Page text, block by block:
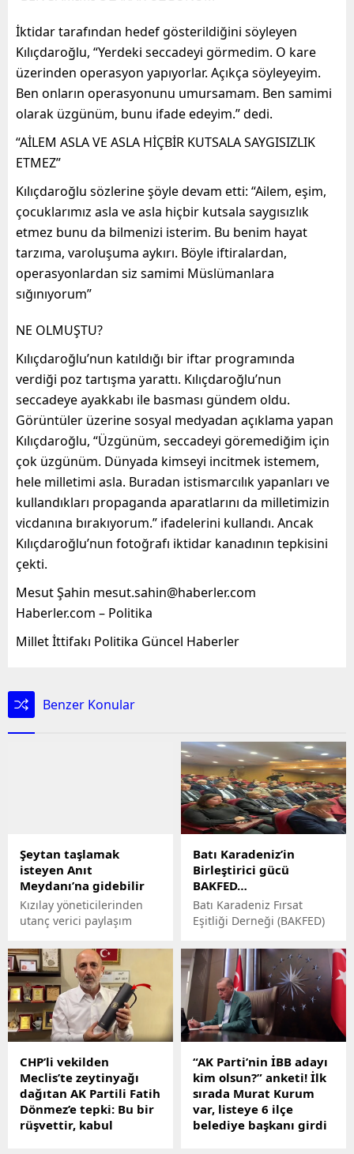
İktidar tarafından hedef gösterildiğini söyleyen
Kılıçdaroğlu, “Yerdeki seccadeyi görmedim. O kare
üzerinden operasyon yapıyorlar. Açıkça söyleyeyim.
Ben onların operasyonunu umursamam. Ben samimi
olarak üzgünüm, bunu ifade edeyim.” dedi.
“AİLEM ASLA VE ASLA HİÇBİR KUTSALA SAYGISIZLIK
ETMEZ”
Kılıçdaroğlu sözlerine şöyle devam etti: “Ailem, eşim,
çocuklarımız asla ve asla hiçbir kutsala saygısızlık
etmez bunu da bilmenizi isterim. Bu benim hayat
tarzıma, varoluşuma aykırı. Böyle iftiralardan,
operasyonlardan siz samimi Müslümanlara
sığınıyorum”
NE OLMUŞTU?
Kılıçdaroğlu’nun katıldığı bir iftar programında
verdiği poz tartışma yarattı. Kılıçdaroğlu’nun
seccadeye ayakkabı ile basması gündem oldu.
Görüntüler üzerine sosyal medyadan açıklama yapan
Kılıçdaroğlu, “Üzgünüm, seccadeyi göremediğim için
çok üzgünüm. Dünyada kimseyi incitmek istemem,
hele milletimi asla. Buradan istismarcılık yapanları ve
kullandıkları propaganda aparatlarını da milletimizin
vicdanına bırakıyorum.” ifadelerini kullandı. Ancak
Kılıçdaroğlu’nun fotoğrafı iktidar kanadının tepkisini
çekti.
Mesut Şahin mesut.sahin@haberler.com
Haberler.com – Politika
Millet İttifakı Politika Güncel Haberler
Benzer Konular
Şeytan taşlamak
isteyen Anıt
Meydanı’na gidebilir
Kızılay yöneticilerinden
utanç verici paylaşım
Batı Karadeniz’in
Birleştirici gücü
BAKFED…
Batı Karadeniz Fırsat
Eşitliği Derneği (BAKFED)
toplum kuruluşlarının
öncülüğünde düzenlenen
bu önemli çalıştay, bölge
milletvekillerini, belediye
başkanlarını, sivil toplum
liderlerini,
akademisyenleri, iş
dünyası temsilcilerini ve
diaspora liderlerini bir
araya getirecektir.
CHP’li vekilden
Meclis’te zeytinyağı
dağıtan AK Partili Fatih
Dönmez’e tepki: Bu bir
rüşvettir, kabul
“AK Parti’nin İBB adayı
kim olsun?” anketi! İlk
sırada Murat Kurum
var, listeye 6 ilçe
belediye başkanı girdi